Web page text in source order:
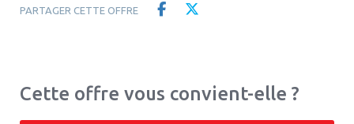
PARTAGER CETTE OFFRE
Cette offre vous convient-elle ?